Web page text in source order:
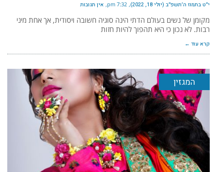
י״ט בתמוז ה׳תשפ״ב (יולי 18, 2022) 7:32 pm אין תגובות
מקומן של נשים בעולם הדתי הינה סוגיה חשובה ויסודית, אך אחת מיני
רבות. לא נכון כי היא תהפוך להיות חזות
קרא עוד ←
המגזין